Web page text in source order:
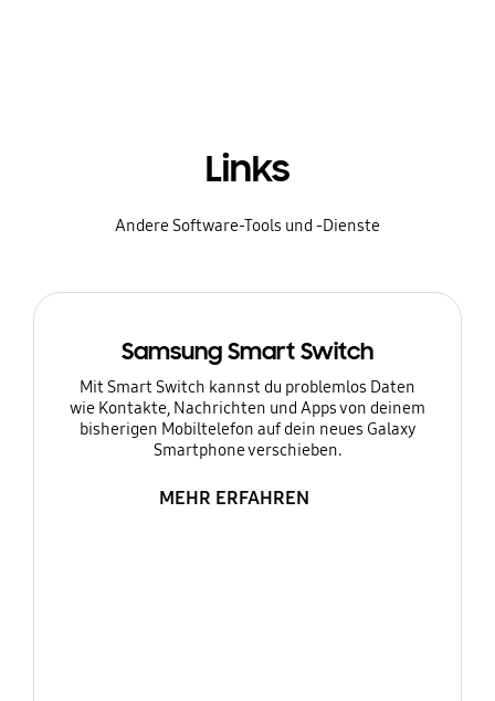
Links
Andere Software-Tools und -Dienste
Samsung Smart Switch
Mit Smart Switch kannst du problemlos Daten
wie Kontakte, Nachrichten und Apps von deinem
bisherigen Mobiltelefon auf dein neues Galaxy
Smartphone verschieben.
MEHR ERFAHREN